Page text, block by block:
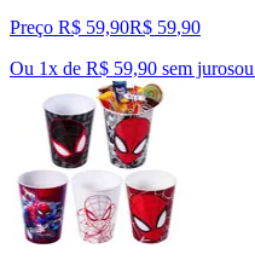
Preço R$ 59,90R$ 59,90
Ou 1x de R$ 59,90 sem jurosou